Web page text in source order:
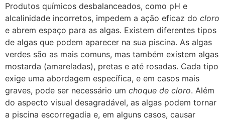
Produtos químicos desbalanceados, como pH e
alcalinidade incorretos, impedem a ação eficaz do cloro
e abrem espaço para as algas. Existem diferentes tipos
de algas que podem aparecer na sua piscina. As algas
verdes são as mais comuns, mas também existem algas
mostarda (amareladas), pretas e até rosadas. Cada tipo
exige uma abordagem específica, e em casos mais
graves, pode ser necessário um choque de cloro. Além
do aspecto visual desagradável, as algas podem tornar
a piscina escorregadia e, em alguns casos, causar